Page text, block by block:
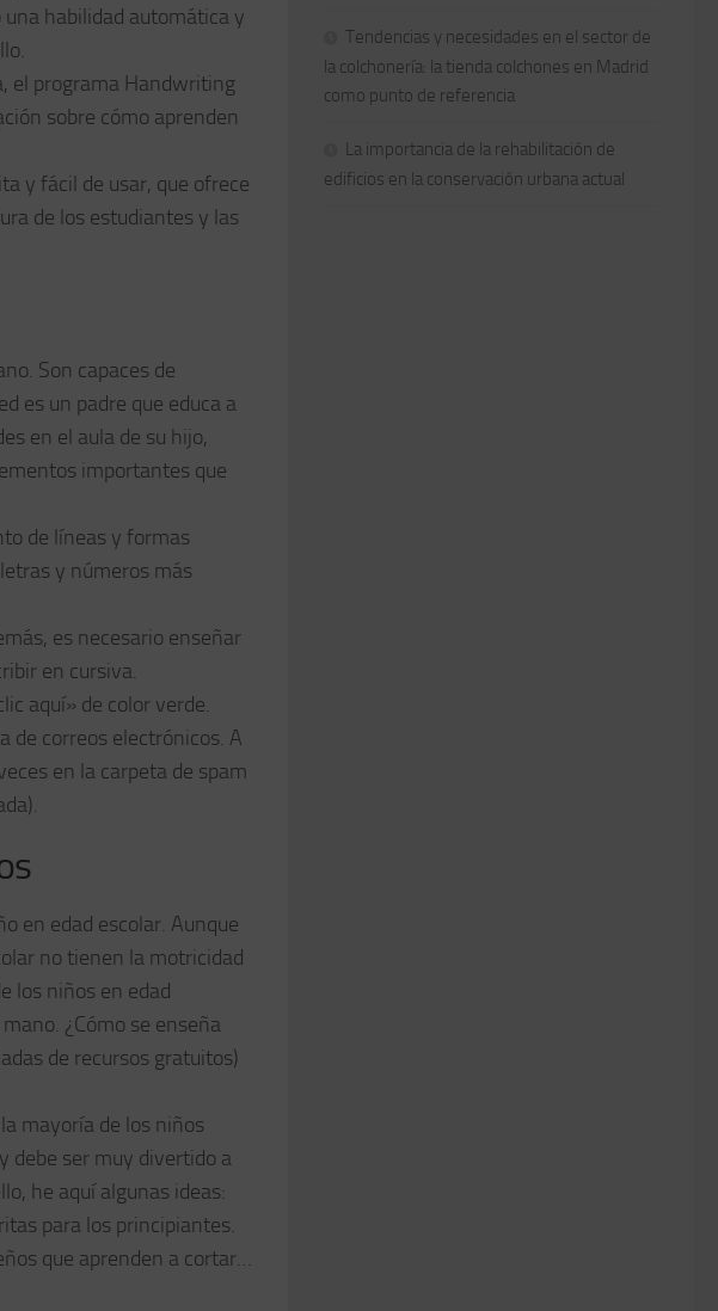
habilidad automática y
el programa Handwriting
sobre cómo aprenden
y fácil de usar, que ofrece
de los estudiantes y las
Son capaces de
es un padre que educa a
en el aula de su hijo,
importantes que
de líneas y formas
y números más
es necesario enseñar
en cursiva.
aquí» de color verde.
de correos electrónicos. A
en la carpeta de spam
en edad escolar. Aunque
no tienen la motricidad
los niños en edad
¿Cómo se enseña
de recursos gratuitos)
mayoría de los niños
debe ser muy divertido a
he aquí algunas ideas:
para los principiantes.
que aprenden a cortar…
Tendencias y necesidades en el sector de
la colchonería: la tienda colchones en Madrid
como punto de referencia
La importancia de la rehabilitación de
edificios en la conservación urbana actual